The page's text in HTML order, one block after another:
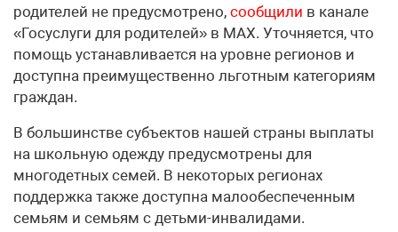
родителей не предусмотрено, сообщили в канале
«Госуслуги для родителей» в МАХ. Уточняется, что
помощь устанавливается на уровне регионов и
доступна преимущественно льготным категориям
граждан.
В большинстве субъектов нашей страны выплаты
на школьную одежду предусмотрены для
многодетных семей. В некоторых регионах
поддержка также доступна малообеспеченным
семьям и семьям с детьми-инвалидами.